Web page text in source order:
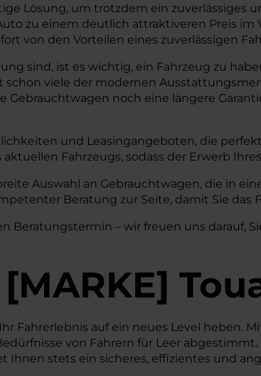
Lösung, um trotzdem ein zuverlässiges
zu einem deutlich attraktiveren Preis im
von den Vorteilen eines zuverlässigen
sind, ist es wichtig, ein Fahrzeug zu
viele der modernen
noch eine längere
und Leasingangeboten, die
Fahrzeugs, sodass der Erwerb
Auswahl an Gebrauchtwagen, die in
Beratung zur Seite, damit Sie das
Beratungstermin – wir freuen uns darauf,
[MARKE]
Fahrerlebnis auf ein neues Level heben.
von Fahrern für Leer
Ihnen stets ein sicheres, effizientes und